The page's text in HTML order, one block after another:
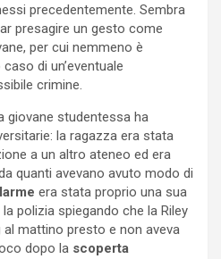
precedentemente. Sembra
presagire un gesto come
per cui nemmeno è
di un’eventuale
crimine.
giovane studentessa ha
la ragazza era stata
a un altro ateneo ed era
quanti avevano avuto modo di
era stata proprio una sua
polizia spiegando che la Riley
mattino presto e non aveva
dopo la scoperta